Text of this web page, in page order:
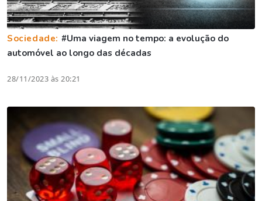
Sociedade: #Uma viagem no tempo: a evolução do
automóvel ao longo das décadas
28/11/2023 às 20:21